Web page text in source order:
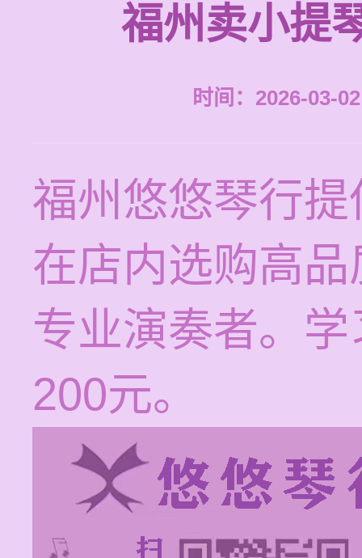
福州卖小提
时间：2026-03-
福州悠悠琴行
在店内选购高
专业演奏者。
200元。